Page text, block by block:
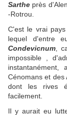
Sarthe près
-Rotrou.
C'est le vrai
lequel d'entre
Condevicnum ,
impossible ,
Cénomans et des
dont les rives
facilement.
Il y aurait eu